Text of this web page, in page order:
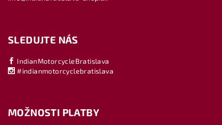
SLEDUJTE NÁS
IndianMotorcycleBratislava
#indianmotorcyclebratislava
MOŽNOSTI PLATBY